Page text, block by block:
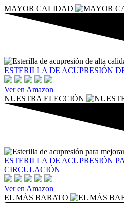
MAYOR CALIDAD
ESTERILLA DE ACUPRESIÓN
Ver en Amazon
NUESTRA ELECCIÓN
ESTERILLA DE ACUPRESIÓN
CIRCULACIÓN
Ver en Amazon
EL MÁS BARATO